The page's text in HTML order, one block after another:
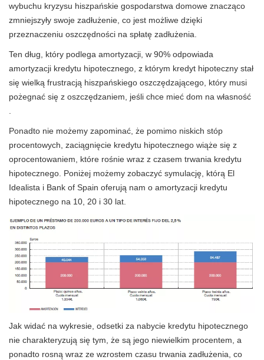
wybuchu kryzysu hiszpańskie gospodarstwa domowe znacząco
zmniejszyły swoje zadłużenie, co jest możliwe dzięki
przeznaczeniu oszczędności na spłatę zadłużenia.
Ten dług, który podlega amortyzacji, w 90% odpowiada
amortyzacji kredytu hipotecznego, z którym kredyt hipoteczny stał
się wielką frustracją hiszpańskiego oszczędzającego, który musi
pożegnać się z oszczędzaniem, jeśli chce mieć dom na własność
Ponadto nie możemy zapominać, że pomimo niskich stóp
procentowych, zaciągnięcie kredytu hipotecznego wiąże się z
oprocentowaniem, które rośnie wraz z czasem trwania kredytu
hipotecznego. Poniżej możemy zobaczyć symulację, którą El
Idealista i Bank of Spain oferują nam o amortyzacji kredytu
hipotecznego na 10, 20 i 30 lat.
Jak widać na wykresie, odsetki za nabycie kredytu hipotecznego
nie charakteryzują się tym, że są jego niewielkim procentem, a
ponadto rosną wraz ze wzrostem czasu trwania zadłużenia, co